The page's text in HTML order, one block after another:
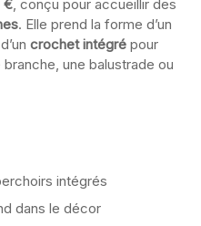
€, conçu pour accueillir des
. Elle prend la forme d’un
crochet intégré pour
une balustrade ou
intégrés
dans le décor